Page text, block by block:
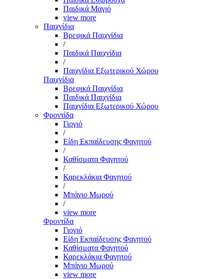
Παιδικά Μαγιό
view more
Παιχνίδια
Βρεφικά Παιχνίδια
/
Παιδικά Παιχνίδια
/
Παιχνίδια Εξωτερικού Χώρου
Παιχνίδια
Βρεφικά Παιχνίδια
Παιδικά Παιχνίδια
Παιχνίδια Εξωτερικού Χώρου
Φροντίδα
Γιογιό
/
Είδη Εκπαίδευσης Φαγητού
/
Καθίσματα Φαγητού
/
Καρεκλάκια Φαγητού
/
Μπάνιο Μωρού
/
view more
Φροντίδα
Γιογιό
Είδη Εκπαίδευσης Φαγητού
Καθίσματα Φαγητού
Καρεκλάκια Φαγητού
Μπάνιο Μωρού
view more